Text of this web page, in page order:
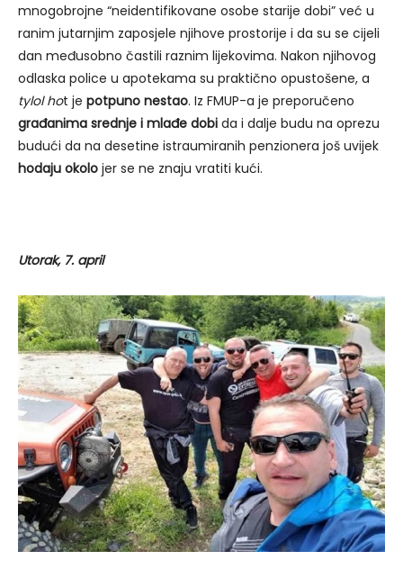
mnogobrojne “neidentifikovane osobe starije dobi” već u
ranim jutarnjim zaposjele njihove prostorije i da su se cijeli
dan međusobno častili raznim lijekovima. Nakon njihovog
odlaska police u apotekama su praktično opustošene, a
tylol hot je potpuno nestao. Iz FMUP-a je preporučeno
građanima srednje i mlađe dobi da i dalje budu na oprezu
budući da na desetine istraumiranih penzionera još uvijek
hodaju okolo jer se ne znaju vratiti kući.
Utorak, 7. april